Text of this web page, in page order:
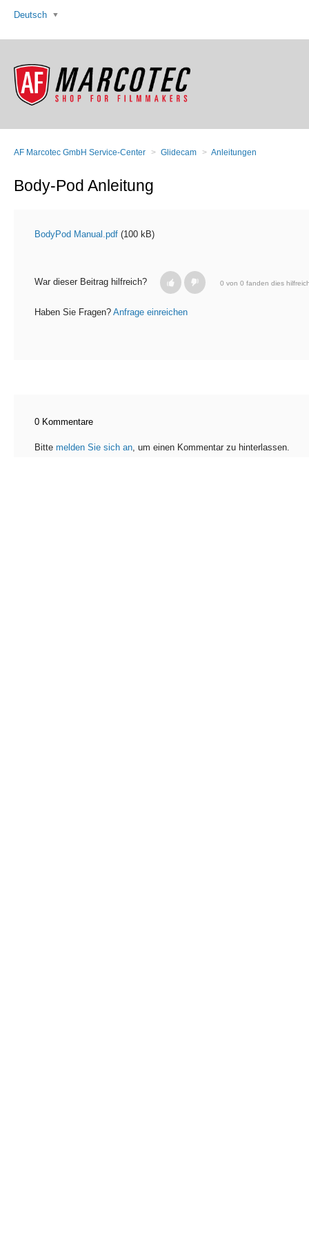
Deutsch
AF Marcotec GmbH Service-Center Glidecam Anleitungen
Body-Pod Anleitung
BodyPod Manual.pdf (100 kB)
War dieser Beitrag hilfreich? 0 von 0 fanden dies
Haben Sie Fragen? Anfrage einreichen
0 Kommentare
Bitte melden Sie sich an, um einen Kommentar zu hinterlassen.